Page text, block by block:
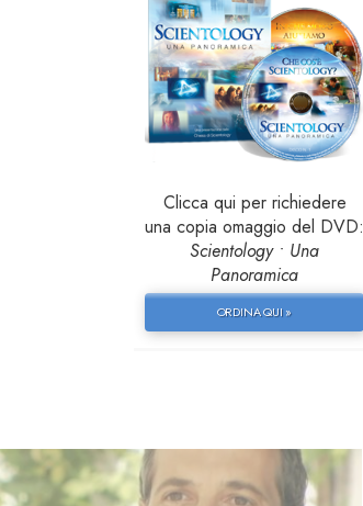
Clicca qui per richiedere
una copia omaggio del DVD:
Scientology • Una
Panoramica
ORDINA QUI »